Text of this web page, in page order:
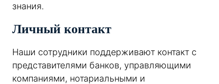
знания.
Личный контакт
Наши сотрудники поддерживают контакт с
представителями банков, управляющими
компаниями, нотариальными и